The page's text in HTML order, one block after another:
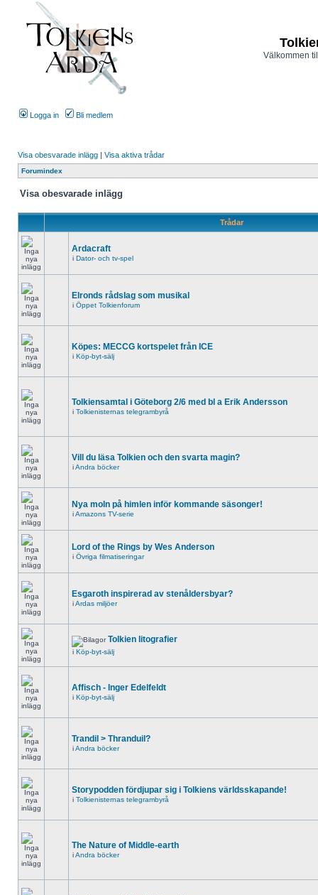
Välkommen
Logga in Bli medlem
Visa obesvarade inlägg | Visa aktiva trådar
Forumindex
Visa obesvarade inlägg
Trådar
Ardacraft
i Dator- och tv-spel
Elronds rådslag som musikal
i Öppet Tolkienforum
Köpes: MECCG kortspelet från ICE
i Köp-byt-sälj
Tolkiensamtal i Göteborg 2/6 med bl a Erik Andersson
i Tolkienisternas telegrambyrå
Vill du läsa Tolkien och den svarta magin?
iAndra böcker
Nya moln på himlen inför kommande säsonger!
iAmazons TV-serie
Lord of the Rings by Wes Anderson
i Övriga filmatiseringar
Esgaroth inspirerad av stenåldersbyar?
iArdas miljöer
Tolkien litografier
i Köp-byt-sälj
Affisch - Inger Edelfeldt
i Köp-byt-sälj
Trandil > Thranduil?
iAndra böcker
Storypodden fördjupar sig i Tolkiens världsskapande!
i Tolkienisternas telegrambyrå
The Nature of Middle-earth
iAndra böcker